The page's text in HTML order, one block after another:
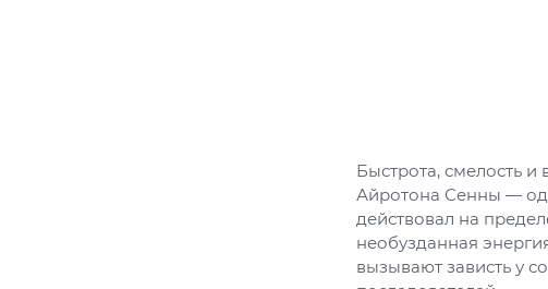
Быстрота, смелость
Айротона Сенны —
действовал на
необузданная
вызывают зависть у